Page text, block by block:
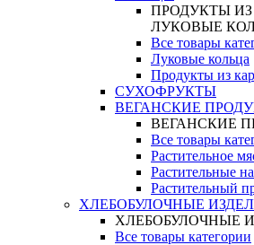
ПРОДУКТЫ
ЛУКОВЫЕ
Все товары
Луковые кольца
Продукты из
СУХОФРУКТЫ
ВЕГАНСКИЕ
ВЕГАНСКИЕ
Все товары
Растительное
Растительные
Растительный
ХЛЕБОБУЛОЧНЫЕ
ХЛЕБОБУЛОЧНЫЕ
Все товары категории